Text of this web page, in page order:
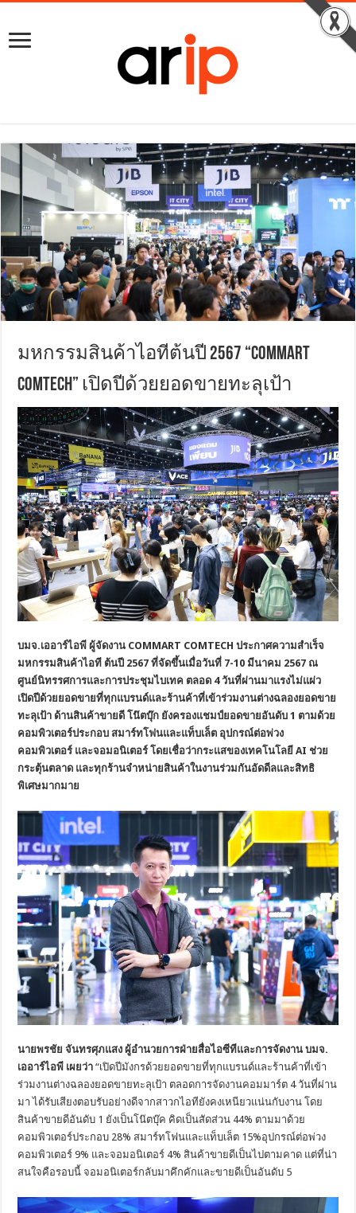
มหกรรมสินค้าไอทีต้นปี 2567 “COMMART
COMTECH” เปิดปีด้วยยอดขายทะลุเป้า
บมจ.เออาร์ไอพี ผู้จัดงาน COMMART COMTECHประกาศความสำเร็จ
มหกรรมสินค้าไอที ต้นปี 2567 ที่จัดขึ้นเมื่อวันที่ 7-10 มีนาคม 2567 ณ
ศูนย์นิทรรศการและการประชุมไบเทค ตลอด 4 วันที่ผ่านมาแรงไม่แผ่ว
เปิดปีด้วยยอดขายที่ทุกแบรนด์และร้านค้าที่เข้าร่วมงานต่างฉลองยอดขาย
ทะลุเป้า ด้านสินค้าขายดี โน๊ตบุ๊ก ยังครองแชมป์ยอดขายอันดับ 1 ตามด้วย
คอมพิวเตอร์ประกอบ สมาร์ทโฟนและแท็บเล็ต อุปกรณ์ต่อพ่วง
คอมพิวเตอร์ และจอมอนิเตอร์ โดยเชื่อว่ากระแสของเทคโนโลยี AI ช่วย
กระตุ้นตลาด และทุกร้านจำหน่ายสินค้าในงานร่วมกันอัดดีลและสิทธิ
พิเศษมากมาย
นายพรชัย จันทรศุภแสง ผู้อำนวยการฝ่ายสื่อไอซีทีและการจัดงาน บมจ.
เออาร์ไอพี เผยว่า“เปิดปีมังกรด้วยยอดขายที่ทุกแบรนด์และร้านค้าที่เข้า
ร่วมงานต่างฉลองยอดขายทะลุเป้า ตลอดการจัดงานคอมมาร์ต 4 วันที่ผ่าน
มา ได้รับเสียงตอบรับอย่างดีจากสาวกไอทียังคงเหนียวแน่นกับงาน โดย
สินค้าขายดีอันดับ 1 ยังเป็นโน๊ตบุ๊ค คิดเป็นสัดส่วน 44% ตามมาด้วย
คอมพิวเตอร์ประกอบ 28% สมาร์ทโฟนและแท็บเล็ต 15%อุปกรณ์ต่อพ่วง
คอมพิวเตอร์ 9% และจอมอนิเตอร์ 4% สินค้าขายดีเป็นไปตามคาด แต่ที่น่า
สนใจคือรอบนี้ จอมอนิเตอร์กลับมาคึกคักและขายดีเป็นอันดับ 5